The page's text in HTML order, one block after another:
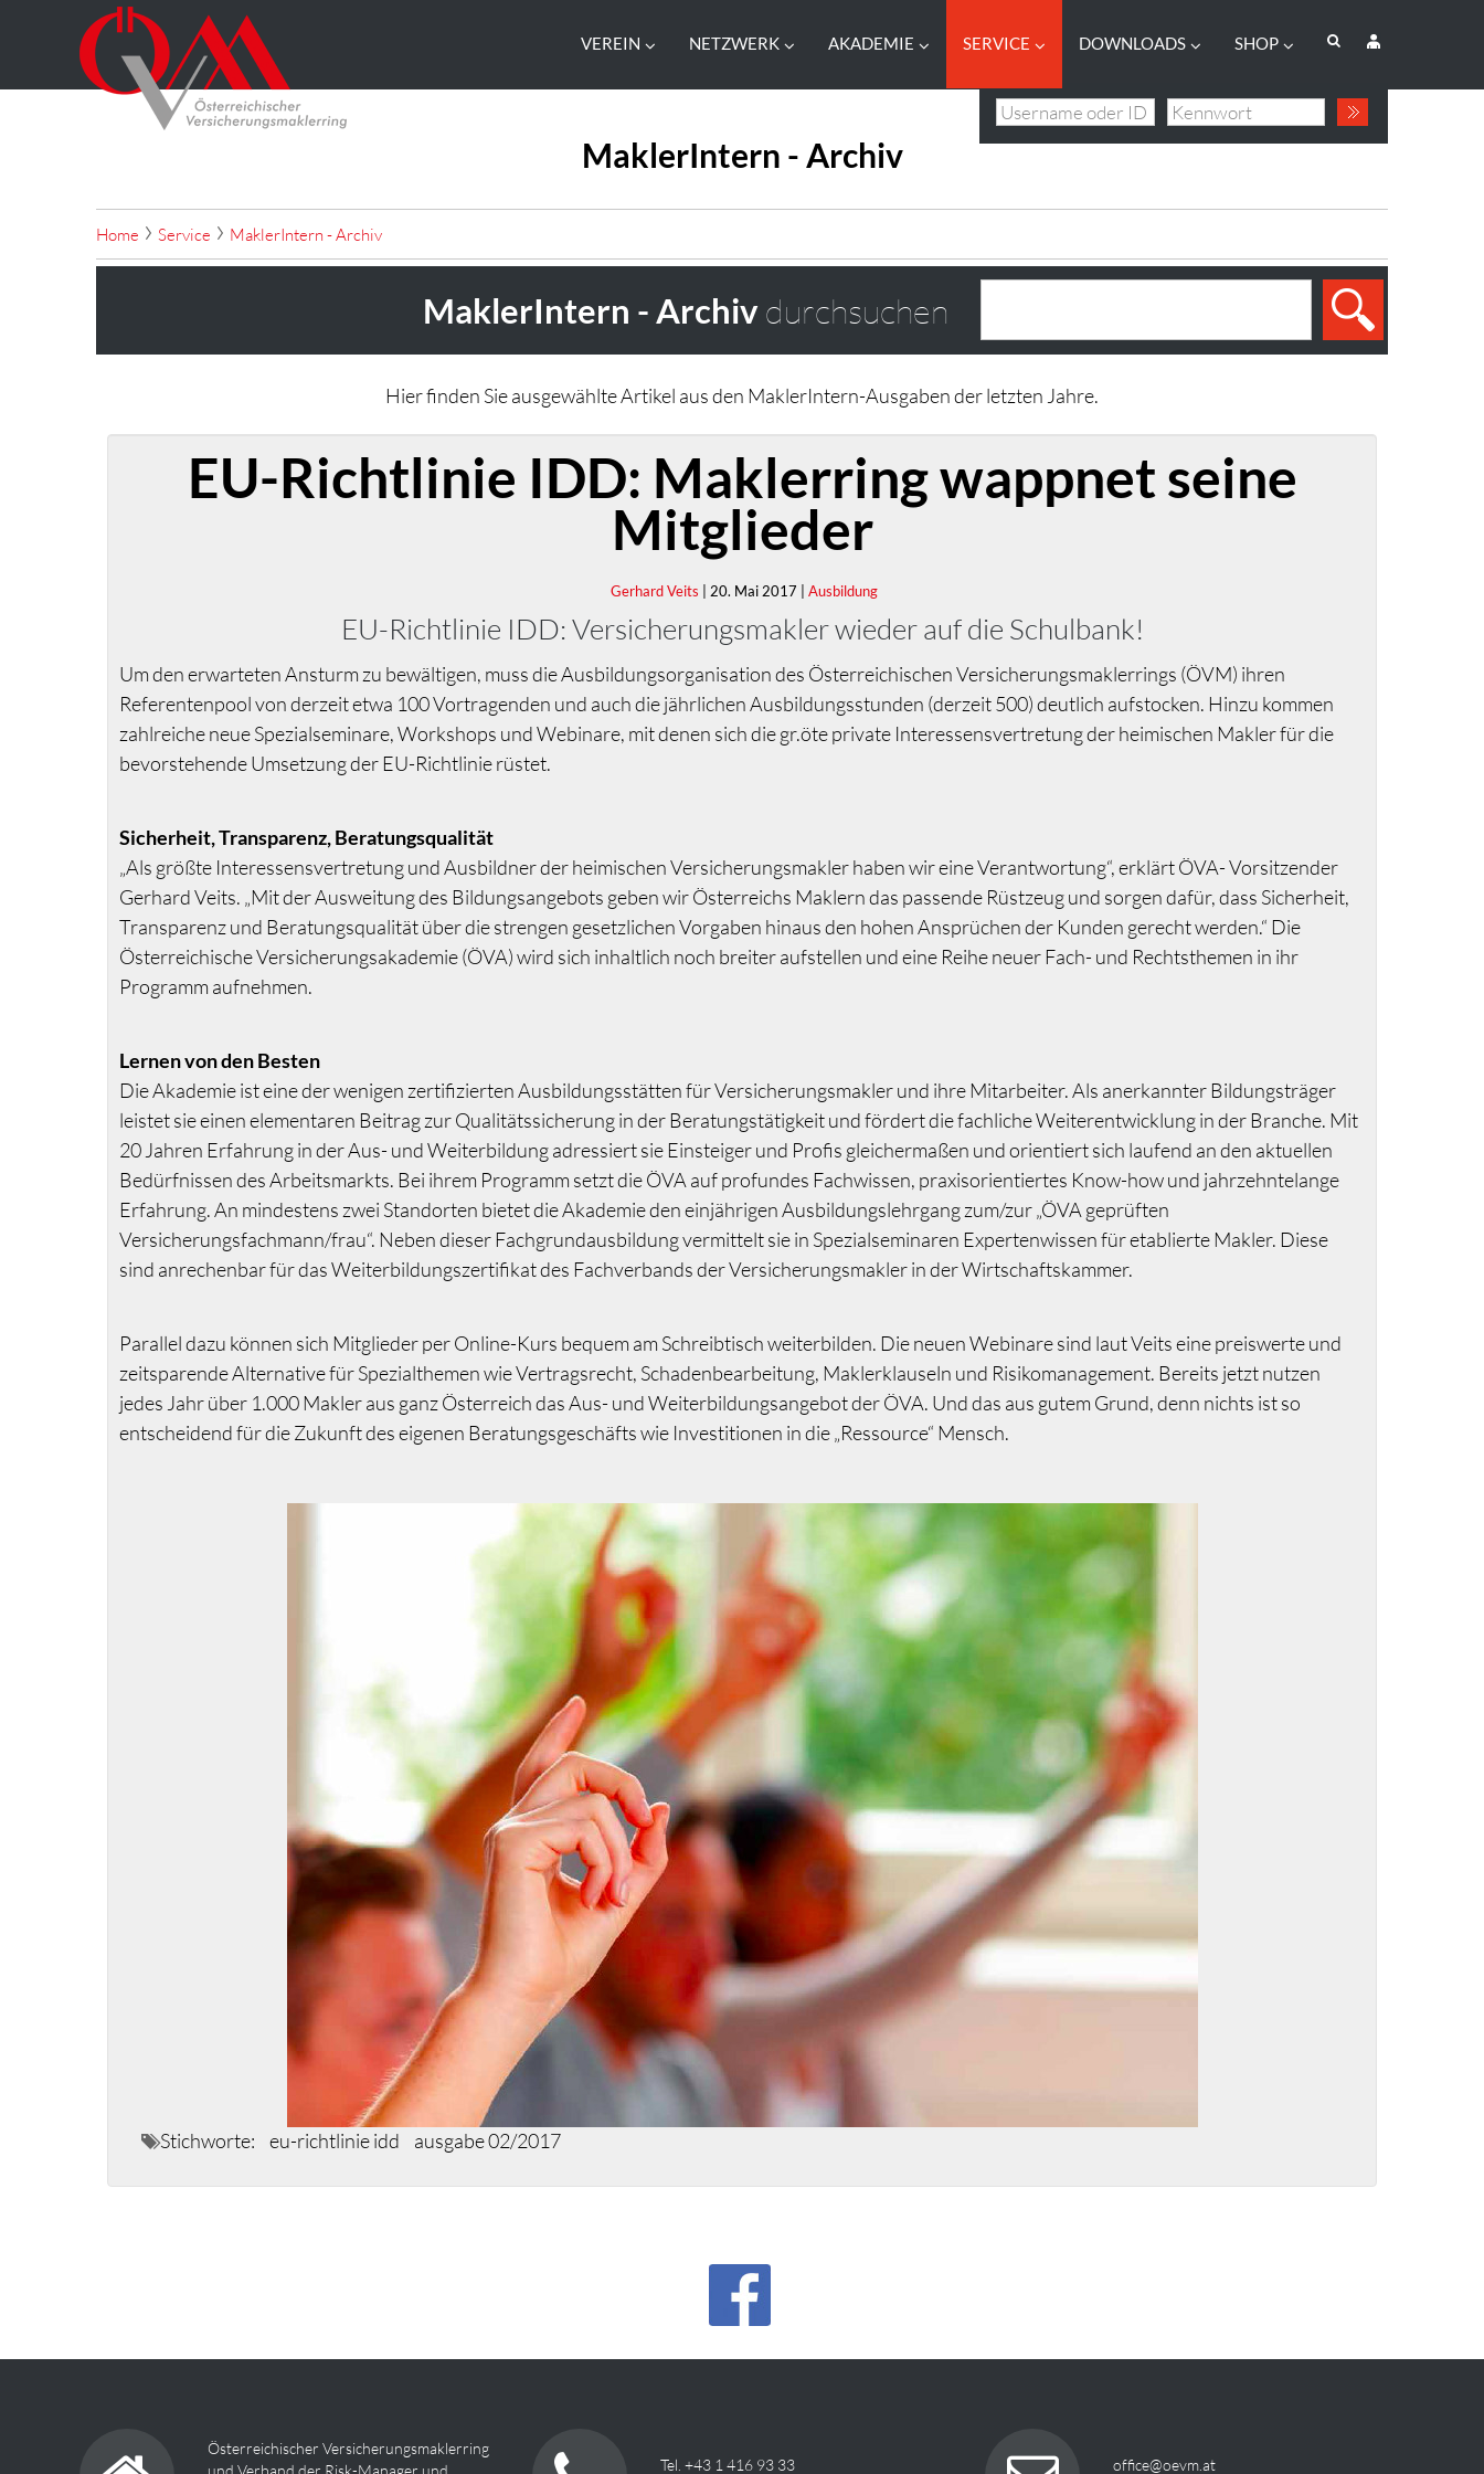
VEREIN NETZWERK AKADEMIE SERVICE DOWNLOADS SHOP
MaklerIntern - Archiv
Home Service MaklerIntern - Archiv
MaklerIntern - Archivdurchsuchen
Hier finden Sie ausgewählte Artikel aus den MaklerIntern-Ausgaben der letzten Jahre.
EU-Richtlinie IDD: Maklerring wappnet seine
Mitglieder
Gerhard Veits | 20. Mai 2017 | Ausbildung
EU-Richtlinie IDD: Versicherungsmakler wieder auf die Schulbank!
Um den erwarteten Ansturm zu bewältigen, muss die Ausbildungsorganisation des Österreichischen Versicherungsmaklerrings (ÖVM) ihren
Referentenpool von derzeit etwa 100 Vortragenden und auch die jährlichen Ausbildungsstunden (derzeit 500) deutlich aufstocken. Hinzu kommen
zahlreiche neue Spezialseminare, Workshops und Webinare, mit denen sich die gr.öte private Interessensvertretung der heimischen Makler für die
bevorstehende Umsetzung der EU-Richtlinie rüstet.
Sicherheit, Transparenz, Beratungsqualität
„Als größte Interessensvertretung und Ausbildner der heimischen Versicherungsmakler haben wir eine Verantwortung“, erklärt ÖVA- Vorsitzender
Gerhard Veits. „Mit der Ausweitung des Bildungsangebots geben wir Österreichs Maklern das passende Rüstzeug und sorgen dafür, dass Sicherheit,
Transparenz und Beratungsqualität über die strengen gesetzlichen Vorgaben hinaus den hohen Ansprüchen der Kunden gerecht werden.“ Die
Österreichische Versicherungsakademie (ÖVA) wird sich inhaltlich noch breiter aufstellen und eine Reihe neuer Fach- und Rechtsthemen in ihr
Programm aufnehmen.
Lernen von den Besten
Die Akademie ist eine der wenigen zertifizierten Ausbildungsstätten für Versicherungsmakler und ihre Mitarbeiter. Als anerkannter Bildungsträger
leistet sie einen elementaren Beitrag zur Qualitätssicherung in der Beratungstätigkeit und fördert die fachliche Weiterentwicklung in der Branche. Mit
20 Jahren Erfahrung in der Aus- und Weiterbildung adressiert sie Einsteiger und Profis gleichermaßen und orientiert sich laufend an den aktuellen
Bedürfnissen des Arbeitsmarkts. Bei ihrem Programm setzt die ÖVA auf profundes Fachwissen, praxisorientiertes Know-how und jahrzehntelange
Erfahrung. An mindestens zwei Standorten bietet die Akademie den einjährigen Ausbildungslehrgang zum/zur „ÖVA geprüften
Versicherungsfachmann/frau“. Neben dieser Fachgrundausbildung vermittelt sie in Spezialseminaren Expertenwissen für etablierte Makler. Diese
sind anrechenbar für das Weiterbildungszertifikat des Fachverbands der Versicherungsmakler in der Wirtschaftskammer.
Parallel dazu können sich Mitglieder per Online-Kurs bequem am Schreibtisch weiterbilden. Die neuen Webinare sind laut Veits eine preiswerte und
zeitsparende Alternative für Spezialthemen wie Vertragsrecht, Schadenbearbeitung, Maklerklauseln und Risikomanagement. Bereits jetzt nutzen
jedes Jahr über 1.000 Makler aus ganz Österreich das Aus- und Weiterbildungsangebot der ÖVA. Und das aus gutem Grund, denn nichts ist so
entscheidend für die Zukunft des eigenen Beratungsgeschäfts wie Investitionen in die „Ressource“ Mensch.
Stichworte: eu-richtlinie idd ausgabe 02/2017
Österreichischer Versicherungsmaklerring
Tel. +43 1 416 93 33 office@oevm.at